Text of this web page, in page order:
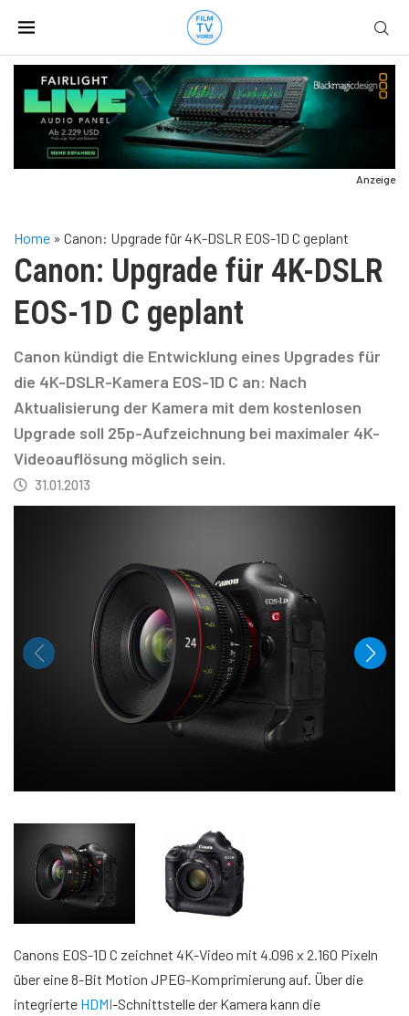
Anzeige
Home » Canon: Upgrade für 4K-DSLR EOS-1D C geplant
Canon: Upgrade für 4K-DSLR
EOS-1D C geplant
Canon kündigt die Entwicklung eines Upgrades für
die 4K-DSLR-Kamera EOS-1D C an: Nach
Aktualisierung der Kamera mit dem kostenlosen
Upgrade soll 25p-Aufzeichnung bei maximaler 4K-
Videoauflösung möglich sein.
31.01.2013
Canons EOS-1D C zeichnet 4K-Video mit 4.096 x 2.160 Pixeln
über eine 8-Bit Motion JPEG-Komprimierung auf. Über die
integrierte HDMI-Schnittstelle der Kamera kann die